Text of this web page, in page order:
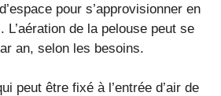
pour s’approvisionner en
L’aération de la pelouse peut se
an, selon les besoins.
peut être fixé à l’entrée d’air de